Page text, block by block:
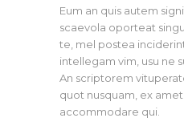
Eum an quis autem
scaevola oporteat
te, mel postea
intellegam vim, usu ne
An scriptorem
quot nusquam, ex
accommodare qui.